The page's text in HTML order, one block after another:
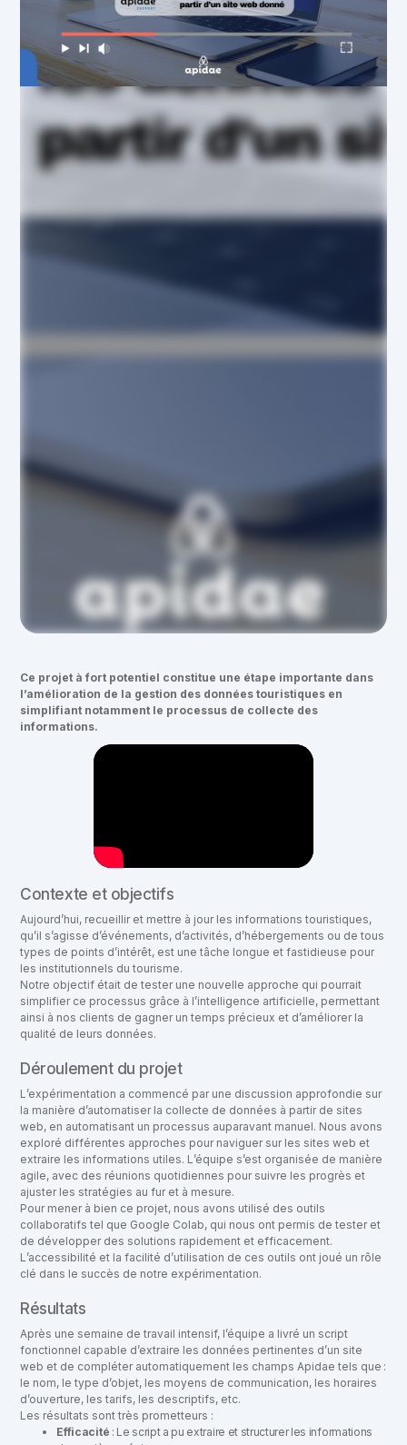
Ce projet à fort potentiel constitue une étape importante dans
l’amélioration de la gestion des données touristiques en
simplifiant notamment le processus de collecte des
informations.
Contexte et objectifs
Aujourd’hui, recueillir et mettre à jour les informations touristiques,
qu’il s’agisse d’événements, d’activités, d’hébergements ou de tous
types de points d’intérêt, est une tâche longue et fastidieuse pour
les institutionnels du tourisme.
Notre objectif était de tester une nouvelle approche qui pourrait
simplifier ce processus grâce à l’intelligence artificielle, permettant
ainsi à nos clients de gagner un temps précieux et d’améliorer la
qualité de leurs données.
Déroulement du projet
L’expérimentation a commencé par une discussion approfondie sur
la manière d’automatiser la collecte de données à partir de sites
web, en automatisant un processus auparavant manuel. Nous avons
exploré différentes approches pour naviguer sur les sites web et
extraire les informations utiles. L’équipe s’est organisée de manière
agile, avec des réunions quotidiennes pour suivre les progrès et
ajuster les stratégies au fur et à mesure.
Pour mener à bien ce projet, nous avons utilisé des outils
collaboratifs tel que Google Colab, qui nous ont permis de tester et
de développer des solutions rapidement et efficacement.
L’accessibilité et la facilité d’utilisation de ces outils ont joué un rôle
clé dans le succès de notre expérimentation.
Résultats
Après une semaine de travail intensif, l’équipe a livré un script
fonctionnel capable d’extraire les données pertinentes d’un site
web et de compléter automatiquement les champs Apidae tels que :
le nom, le type d’objet, les moyens de communication, les horaires
d’ouverture, les tarifs, les descriptifs, etc.
Les résultats sont très prometteurs :
Efficacité : Le script a pu extraire et structurer les informations